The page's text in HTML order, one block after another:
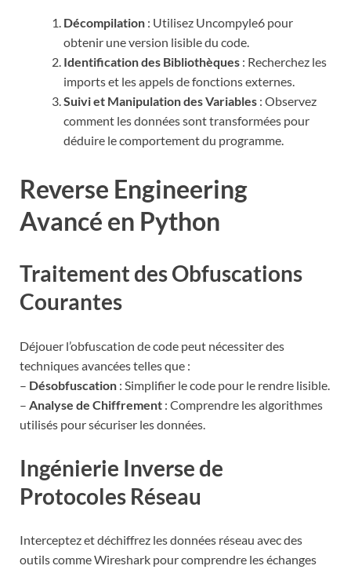
Décompilation : Utilisez Uncompyle6 pour
obtenir une version lisible du code.
Identification des Bibliothèques : Recherchez les
imports et les appels de fonctions externes.
Suivi et Manipulation des Variables : Observez
comment les données sont transformées pour
déduire le comportement du programme.
Reverse Engineering
Avancé en Python
Traitement des Obfuscations
Courantes
Déjouer l’obfuscation de code peut nécessiter des
techniques avancées telles que :
– Désobfuscation : Simplifier le code pour le rendre lisible.
– Analyse de Chiffrement : Comprendre les algorithmes
utilisés pour sécuriser les données.
Ingénierie Inverse de
Protocoles Réseau
Interceptez et déchiffrez les données réseau avec des
outils comme Wireshark pour comprendre les échanges